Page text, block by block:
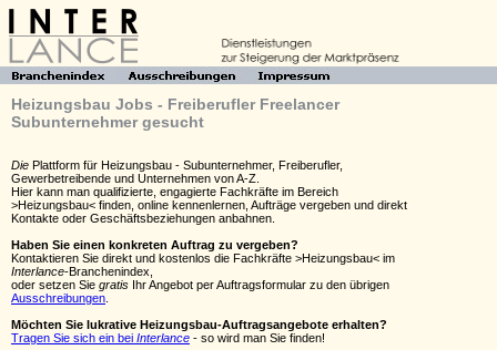
Heizungsbau Jobs - Freiberufler Freelancer
Subunternehmer gesucht
Die Plattform für Heizungsbau - Subunternehmer, Freiberufler,
Gewerbetreibende und Unternehmen von A-Z.
Hier kann man qualifizierte, engagierte Fachkräfte im Bereich
>Heizungsbau< finden, online kennenlernen, Aufträge vergeben und direkt
Kontakte oder Geschäftsbeziehungen anbahnen.
Haben Sie einen konkreten Auftrag zu vergeben?
Kontaktieren Sie direkt und kostenlos die Fachkräfte >Heizungsbau< im
Interlance-Branchenindex,
oder setzen Sie gratis Ihr Angebot per Auftragsformular zu den übrigen
Ausschreibungen
Möchten Sie lukrative Heizungsbau-Auftragsangebote erhalten?
Tragen Sie sich ein bei Interlance - so wird man Sie finden!